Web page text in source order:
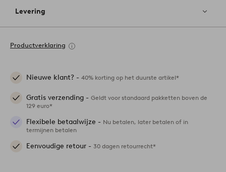
Levering
Productverklaring
Nieuwe klant? - 40% korting op het duurste artikel*
Gratis verzending - Geldt voor standaard pakketten boven de
129 euro*
Flexibele betaalwijze - Nu betalen, later betalen of in
termijnen betalen
Eenvoudige retour - 30 dagen retourrecht*